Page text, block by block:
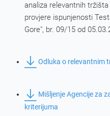
analiza relevantnih
provjere ispunjenosti
Gore", br. 09/15 od
Odluka o relevantnim
Mišljenje Agencije za
kriterijuma